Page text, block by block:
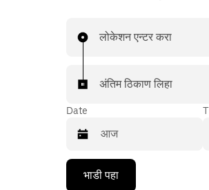
लोकेशन एन्टर करा
अंतिम ठिकाण लिहा
Date
Press
भाडी पहा